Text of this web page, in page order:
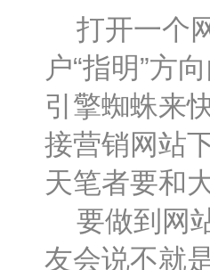
打开一个
户“指明”方
引擎蜘蛛来
接营销网站
天笔者要和
要做到网
友会说不就